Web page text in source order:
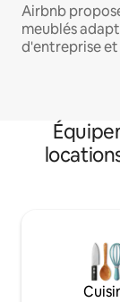
Airbnb
meublés
d'entreprise